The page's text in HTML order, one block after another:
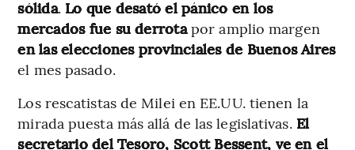
sólida. Lo que desató el pánico en los
mercados fue su derrotapor amplio margen
en las elecciones provinciales de Buenos Aires
el mes pasado.
Los rescatistas de Milei en EE.UU. tienen la
mirada puesta más allá de las legislativas. El
secretario del Tesoro, Scott Bessent, ve en el